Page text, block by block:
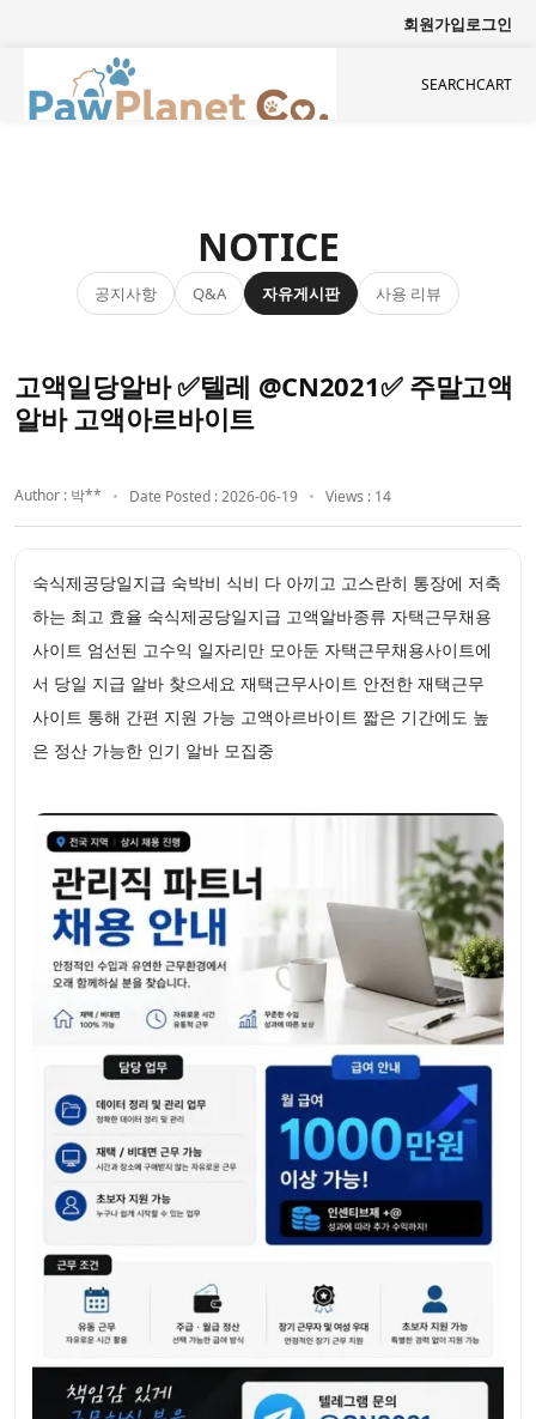
회원가입로그인
SEARCHCART
NOTICE
공지사항 Q&A 자유게시판 사용 리뷰
고액일당알바 ✅텔레 @CN2021✅ 주말고액
알바 고액아르바이트
Author : 박** Date Posted : 2026-06-19 Views : 14
숙식제공당일지급 숙박비 식비 다 아끼고 고스란히 통장에 저축
하는 최고 효율 숙식제공당일지급 고액알바종류 자택근무채용
사이트 엄선된 고수익 일자리만 모아둔 자택근무채용사이트에
서 당일 지급 알바 찾으세요 재택근무사이트 안전한 재택근무
사이트 통해 간편 지원 가능 고액아르바이트 짧은 기간에도 높
은 정산 가능한 인기 알바 모집중